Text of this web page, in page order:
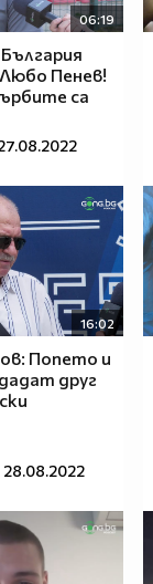
06:19
Пенев!
са
16:02
Попето и
друг
28.08.2022